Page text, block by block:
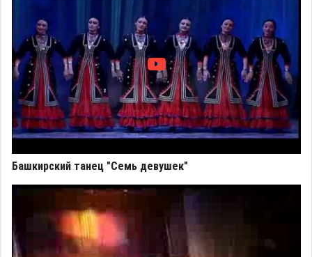
Башкирский танец "Семь девушек"